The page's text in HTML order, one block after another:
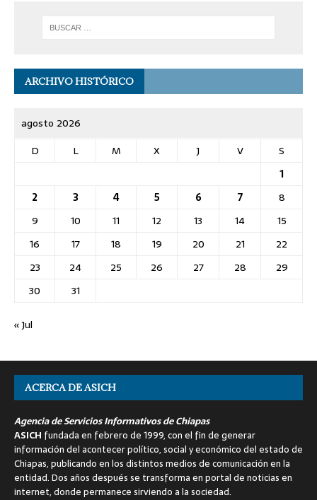
ARCHIVO HISTÓRICO
agosto 2026
D
L M X J V
S
1
2
3 4 5 6 7
8
9
10 11 12 13 14
15
16
17 18 19 20 21
22
23
24 25 26 27 28
29
30
31
« Jul
ACERCA DE ASICH
Agencia de Servicios Informativos de Chiapas
ASICH fundada en febrero de 1999, con el fin de generar
información del acontecer político, social y económico del estado de
Chiapas, publicando en los distintos medios de comunicación en la
entidad. Dos años después se transforma en portal de noticias en
internet, donde permanece sirviendo a la sociedad.